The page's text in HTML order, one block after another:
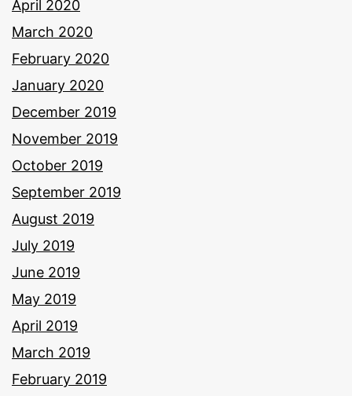
April 2020
March 2020
February 2020
January 2020
December 2019
November 2019
October 2019
September 2019
August 2019
July 2019
June 2019
May 2019
April 2019
March 2019
February 2019